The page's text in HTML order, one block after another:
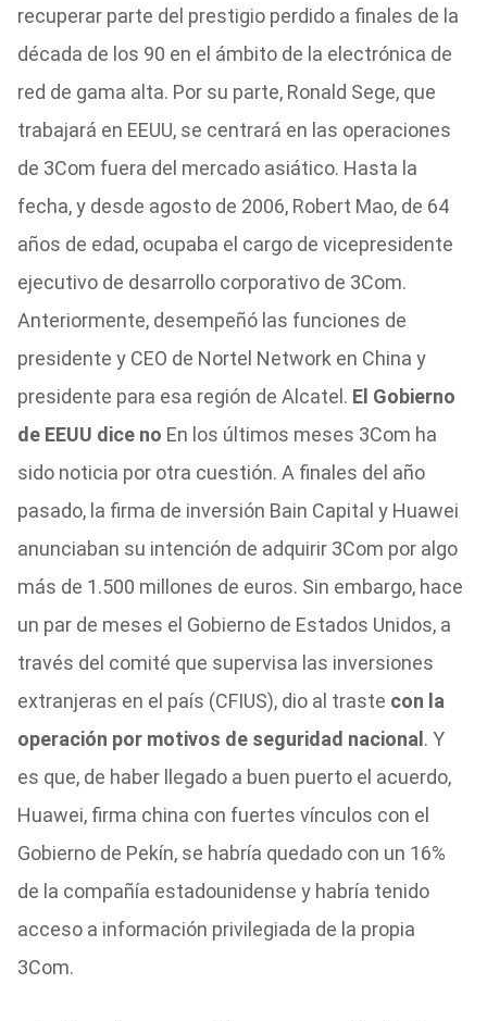
recuperar parte del prestigio perdido a finales de la
década de los 90 en el ámbito de la electrónica de
red de gama alta. Por su parte, Ronald Sege, que
trabajará en EEUU, se centrará en las operaciones
de 3Com fuera del mercado asiático. Hasta la
fecha, y desde agosto de 2006, Robert Mao, de 64
años de edad, ocupaba el cargo de vicepresidente
ejecutivo de desarrollo corporativo de 3Com.
Anteriormente, desempeñó las funciones de
presidente y CEO de Nortel Network en China y
presidente para esa región de Alcatel. El Gobierno
de EEUU dice no En los últimos meses 3Com ha
sido noticia por otra cuestión. A finales del año
pasado, la firma de inversión Bain Capital y Huawei
anunciaban su intención de adquirir 3Com por algo
más de 1.500 millones de euros. Sin embargo, hace
un par de meses el Gobierno de Estados Unidos, a
través del comité que supervisa las inversiones
extranjeras en el país (CFIUS), dio al traste con la
operación por motivos de seguridad nacional . Y
es que, de haber llegado a buen puerto el acuerdo,
Huawei, firma china con fuertes vínculos con el
Gobierno de Pekín, se habría quedado con un 16%
de la compañía estadounidense y habría tenido
acceso a información privilegiada de la propia
3Com.